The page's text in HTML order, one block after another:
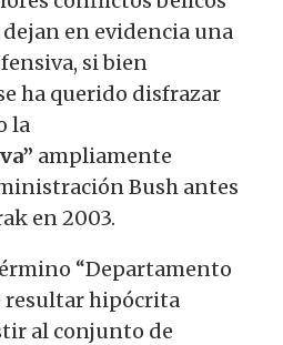
en evidencia una
si bien
ha querido disfrazar
la
ampliamente
Bush antes
en 2003.
“Departamento
resultar hipócrita
al conjunto de